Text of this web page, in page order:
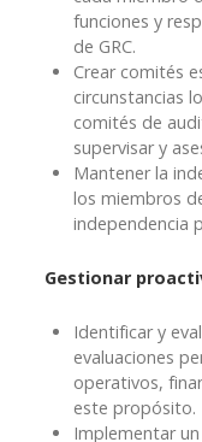
funciones y
de GRC.
Crear comités
circunstancias
comités de
supervisar y
Mantener la
los miembros
independencia
Gestionar
Identificar y
evaluaciones
operativos,
este propósito.
Implementar